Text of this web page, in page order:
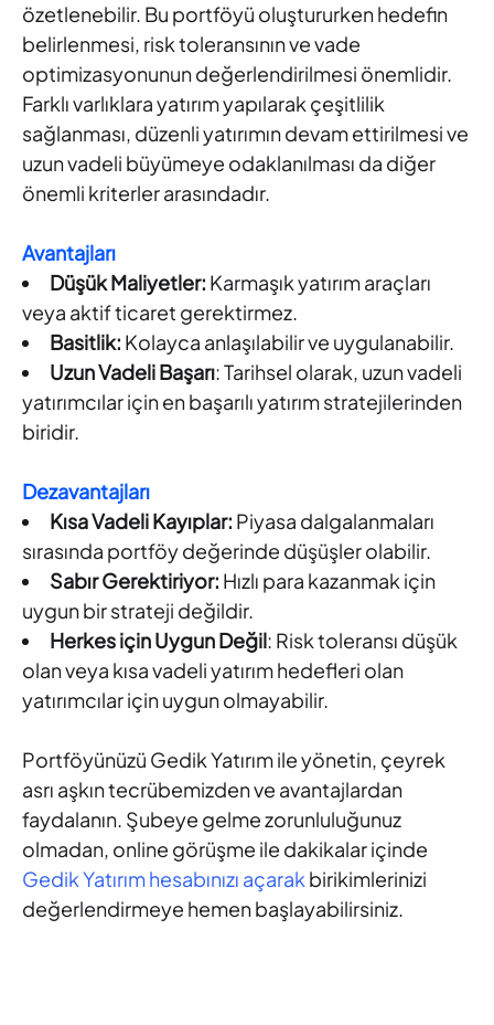
özetlenebilir. Bu portföyü oluştururken hedefin
belirlenmesi, risk toleransının ve vade
optimizasyonunun değerlendirilmesi önemlidir.
Farklı varlıklara yatırım yapılarak çeşitlilik
sağlanması, düzenli yatırımın devam ettirilmesi ve
uzun vadeli büyümeye odaklanılması da diğer
önemli kriterler arasındadır.
Avantajları
Düşük Maliyetler: Karmaşık yatırım araçları
veya aktif ticaret gerektirmez.
Basitlik: Kolayca anlaşılabilir ve uygulanabilir.
Uzun Vadeli Başarı: Tarihsel olarak, uzun vadeli
yatırımcılar için en başarılı yatırım stratejilerinden
biridir.
Dezavantajları
Kısa Vadeli Kayıplar: Piyasa dalgalanmaları
sırasında portföy değerinde düşüşler olabilir.
Sabır Gerektiriyor: Hızlı para kazanmak için
uygun bir strateji değildir.
Herkes için Uygun Değil: Risk toleransı düşük
olan veya kısa vadeli yatırım hedefleri olan
yatırımcılar için uygun olmayabilir.
Portföyünüzü Gedik Yatırım ile yönetin, çeyrek
asrı aşkın tecrübemizden ve avantajlardan
faydalanın. Şubeye gelme zorunluluğunuz
olmadan, online görüşme ile dakikalar içinde
Gedik Yatırım hesabınızı açarak birikimlerinizi
değerlendirmeye hemen başlayabilirsiniz.